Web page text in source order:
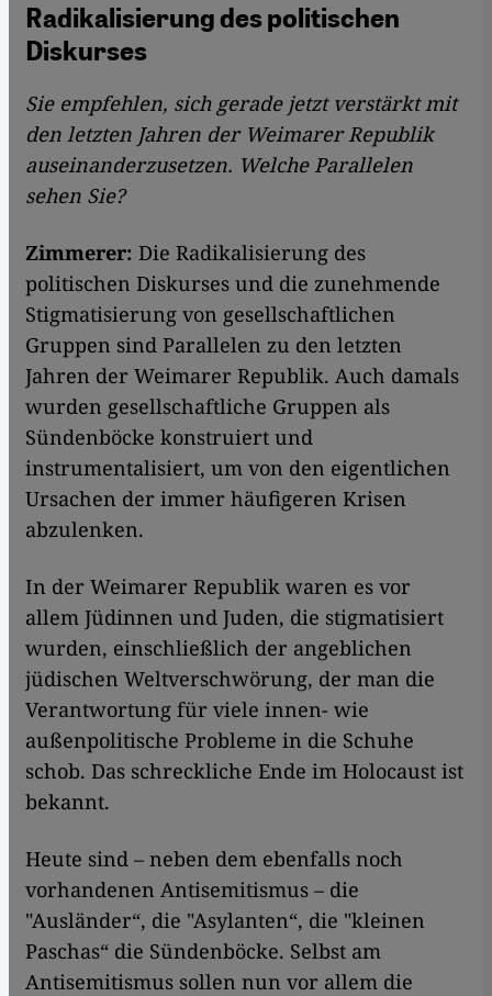
Radikalisierung des politischen
Diskurses
Sie empfehlen, sich gerade jetzt verstärkt mit
den letzten Jahren der Weimarer Republik
auseinanderzusetzen. Welche Parallelen
sehen Sie?
Zimmerer: Die Radikalisierung des
politischen Diskurses und die zunehmende
Stigmatisierung von gesellschaftlichen
Gruppen sind Parallelen zu den letzten
Jahren der Weimarer Republik. Auch damals
wurden gesellschaftliche Gruppen als
Sündenböcke konstruiert und
instrumentalisiert, um von den eigentlichen
Ursachen der immer häufigeren Krisen
abzulenken.
In der Weimarer Republik waren es vor
allem Jüdinnen und Juden, die stigmatisiert
wurden, einschließlich der angeblichen
jüdischen Weltverschwörung, der man die
Verantwortung für viele innen- wie
außenpolitische Probleme in die Schuhe
schob. Das schreckliche Ende im Holocaust ist
bekannt.
Heute sind – neben dem ebenfalls noch
vorhandenen Antisemitismus – die
"Ausländer“, die "Asylanten“, die "kleinen
Paschas“ die Sündenböcke. Selbst am
Antisemitismus sollen nun vor allem die